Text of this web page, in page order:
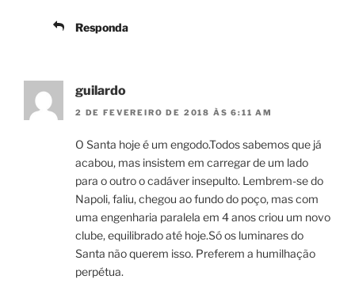
Responda
guilardo
2 DE FEVEREIRO DE 2018 ÀS 6:11 AM
O Santa hoje é um engodo.Todos sabemos que já
acabou, mas insistem em carregar de um lado
para o outro o cadáver insepulto. Lembrem-se do
Napoli, faliu, chegou ao fundo do poço, mas com
uma engenharia paralela em 4 anos criou um novo
clube, equilibrado até hoje.Só os luminares do
Santa não querem isso. Preferem a humilhação
perpétua.